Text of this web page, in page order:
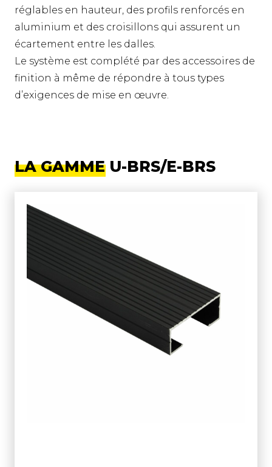
réglables en hauteur, des profils renforcés en
aluminium et des croisillons qui assurent un
écartement entre les dalles.
Le système est complété par des accessoires de
finition à même de répondre à tous types
d’exigences de mise en œuvre.
LA GAMME U-BRS/E-BRS